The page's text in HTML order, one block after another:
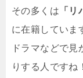
その多くは 「
に在籍していま
ドラマなどで見
りする人ですね！